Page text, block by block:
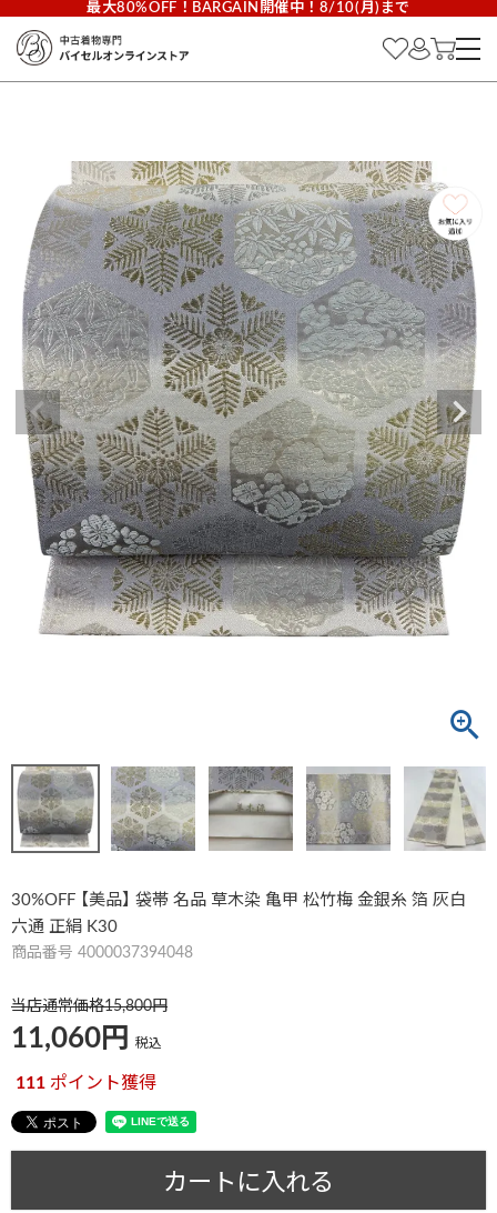
最大80%OFF！BARGAIN開催中！8/10(月)まで
30%OFF 【美品】 袋帯 名品 草木染 亀甲 松竹梅 金銀糸 箔 灰白
六通 正絹 K30
商品番号 4000037394048
当店通常価格15,800
11,060 税込
111 ポイント獲得
カートに入れる